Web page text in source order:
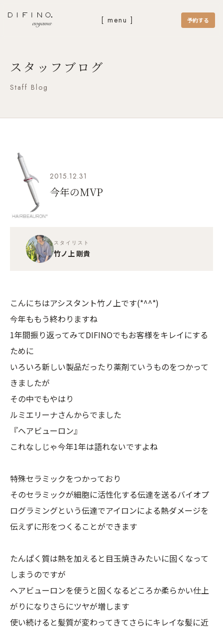
[ menu ] 予約する
スタッフブログ
Staff Blog
2015.12.31
今年のMVP
スタイリスト
竹ノ上 剛貴
こんにちはアシスタント竹ノ上です(*^^*)
今年ももう終わりますね
1年間振り返ってみてDIFINOでもお客様をキレイにする
ために
いろいろ新しい製品だったり薬剤ていうものをつかって
きましたが
その中でもやはり
ルミエリーナさんからでました
『ヘアビューロン』
これなしじゃ今年1年は語れないですよね
特殊セラミックをつかっており
そのセラミックが細胞に活性化する伝達を送るバイオプ
ログラミングという伝達でアイロンによる熱ダメージを
伝えずに形をつくることができます
たんぱく質は熱を加えると目玉焼きみたいに固くなって
しまうのですが
ヘアビューロンを使うと固くなるどころか柔らかい仕上
がりになりさらにツヤが増します
使い続けると髪質が変わってきてさらにキレイな髪に近